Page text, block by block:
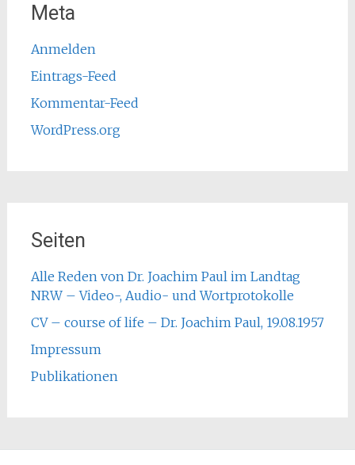
Meta
Anmelden
Eintrags-Feed
Kommentar-Feed
WordPress.org
Seiten
Alle Reden von Dr. Joachim Paul im Landtag
NRW – Video-, Audio- und Wortprotokolle
CV – course of life – Dr. Joachim Paul, 19.08.1957
Impressum
Publikationen